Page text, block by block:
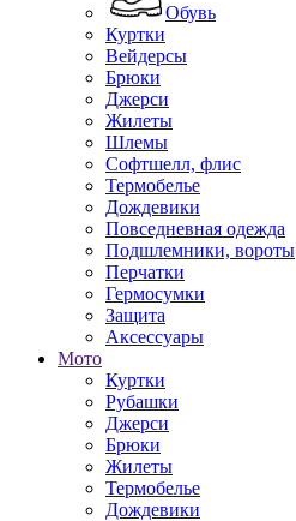
Обувь
Куртки
Вейдерсы
Брюки
Джерси
Жилеты
Шлемы
Софтшелл, флис
Термобелье
Дождевики
Повседневная одежда
Подшлемники, вороты
Перчатки
Гермосумки
Защита
Аксессуары
Мото
Куртки
Рубашки
Джерси
Брюки
Жилеты
Термобелье
Дождевики